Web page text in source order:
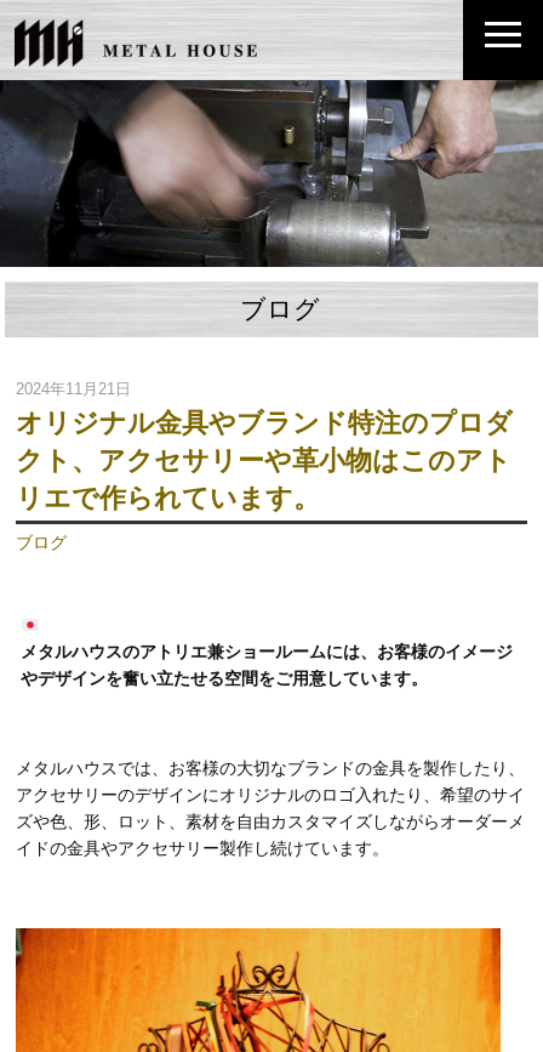
ブログ
2024年11月21日
オリジナル金具やブランド特注のプロダ
クト、アクセサリーや革小物はこのアト
リエで作られています。
ブログ
メタルハウスのアトリエ兼ショールームには、お客様のイメージ
やデザインを奮い立たせる空間をご用意しています。
メタルハウスでは、お客様の大切なブランドの金具を製作したり、
アクセサリーのデザインにオリジナルのロゴ入れたり、希望のサイ
ズや色、形、ロット、素材を自由カスタマイズしながらオーダーメ
イドの金具やアクセサリー製作し続けています。